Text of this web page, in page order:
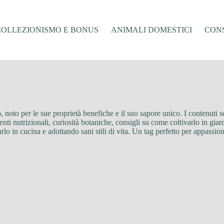
E BONUS ANIMALI DOMESTICI
per le sue proprietà benefiche e il suo sapore unico. I contenuti
nutrizionali, curiosità botaniche, consigli su come coltivarlo in
in cucina e adottando sani stili di vita. Un tag perfetto per